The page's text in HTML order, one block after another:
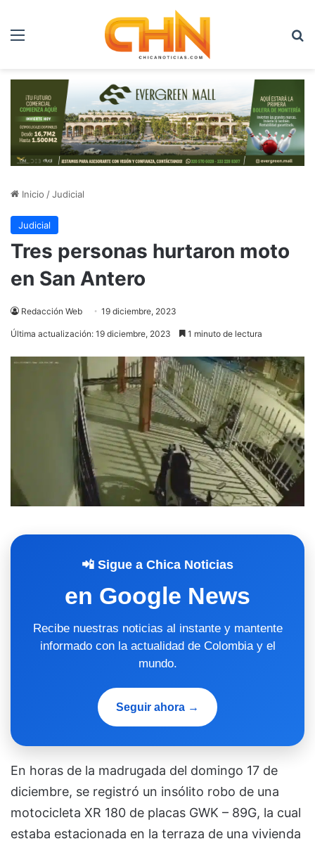
Menú
Inicio /Judicial
Judicial
Tres personas hurtaron moto
en San Antero
Redacción Web 19 diciembre, 2023
Última actualización: 19 diciembre, 2023 1 minuto de lectura
📲 Sigue a Chica Noticias
en Google News
Recibe nuestras noticias al instante y mantente
informado con la actualidad de Colombia y el
mundo.
Seguir ahora →
En horas de la madrugada del domingo 17 de
diciembre, se registró un insólito robo de una
motocicleta XR 180 de placas GWK – 89G, la cual
estaba estacionada en la terraza de una vivienda